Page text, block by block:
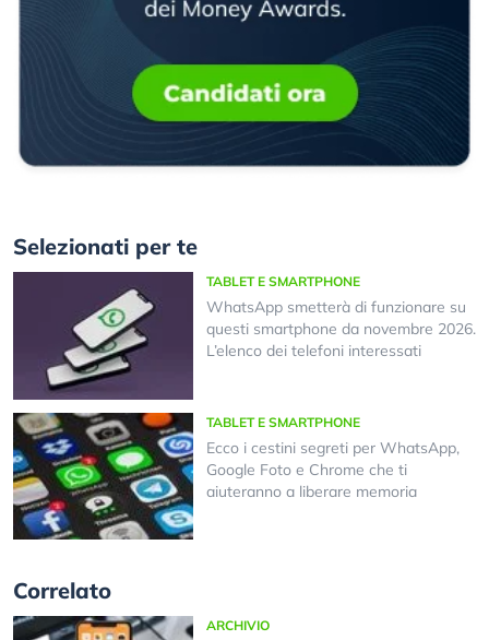
Selezionati per te
TABLET E SMARTPHONE
WhatsApp smetterà di funzionare su
questi smartphone da novembre 2026.
L’elenco dei telefoni interessati
TABLET E SMARTPHONE
Ecco i cestini segreti per WhatsApp,
Google Foto e Chrome che ti
aiuteranno a liberare memoria
Correlato
ARCHIVIO